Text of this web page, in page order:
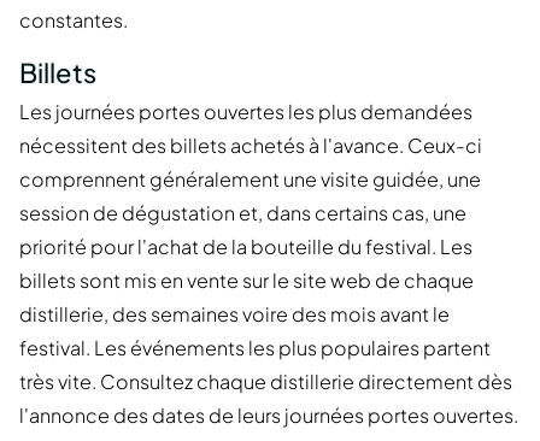
constantes.
Billets
Les journées portes ouvertes les plus demandées
nécessitent des billets achetés à l'avance. Ceux-ci
comprennent généralement une visite guidée, une
session de dégustation et, dans certains cas, une
priorité pour l'achat de la bouteille du festival. Les
billets sont mis en vente sur le site web de chaque
distillerie, des semaines voire des mois avant le
festival. Les événements les plus populaires partent
très vite. Consultez chaque distillerie directement dès
l'annonce des dates de leurs journées portes ouvertes.